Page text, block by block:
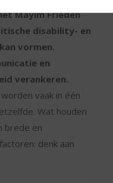
Mayim Frieden
disability- en
vormen.
en
verankeren.
vaak in één
Wat houden
brede en
denk aan